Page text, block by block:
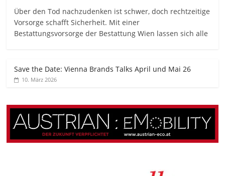
Über den Tod nachzudenken ist schwer, doch rechtzeitige
Vorsorge schafft Sicherheit. Mit einer
Bestattungsvorsorge der Bestattung Wien lassen sich alle
Save the Date: Vienna Brands Talks April und Mai 26
10. März 2026